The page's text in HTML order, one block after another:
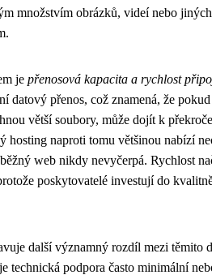
množstvím obrázků, videí nebo
je přenosová kapacita a rychlost
datový přenos, což znamená, že
větší soubory, může dojít k
hosting naproti tomu většinou nabízí
web nikdy nevyčerpá. Rychlost
poskytovatelé investují do
další významný rozdíl mezi těmito
technická podpora často minimální